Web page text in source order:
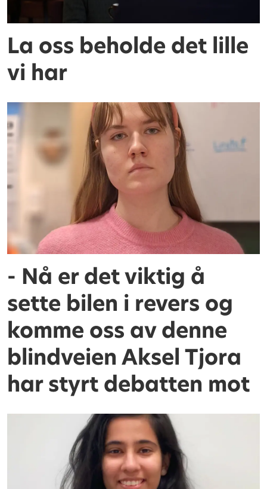
La oss beholde det lille
vi har
- Nå er det viktig å
sette bilen i revers og
komme oss av denne
blindveien Aksel Tjora
har styrt debatten mot